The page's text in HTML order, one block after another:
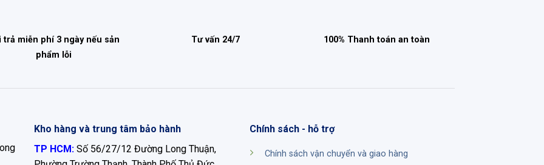
trả miễn phí 3 ngày nếu sản
phẩm lỗi
Tư vấn 24/7 100% Thanh toán an toàn
Kho hàng và trung tâm bảo hành
TP HCM: Số 56/27/12 Đường Long Thuận,
Chính sách - hỗ trợ
Chính sách vận chuyển và giao hàng